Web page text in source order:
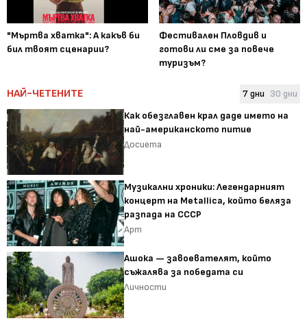
"Мъртва хватка": А какъв би
бил твоят сценарии?
Фестивален Пловдив и
готови ли сме за повече
туризъм?
НАЙ-ЧЕТЕНИТЕ 7 дни 30 дни
Как обезглавен крал даде името на
най-американското питие
Досиета
Музикални хроники: Легендарният
концерт на Metallica, който беляза
разпада на СССР
Арт
Ашока — завоевателят, който
съжалява за победата си
Личности